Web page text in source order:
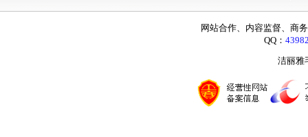
网站合作、内容监督、商
QQ：
洁丽雅